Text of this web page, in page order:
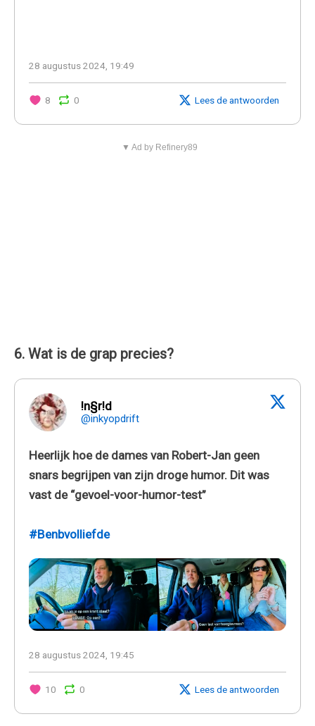
28 augustus 2024, 19:49
8 0 Lees de antwoorden
▼ Ad by Refinery89
6. Wat is de grap precies?
!n§r!d
@inkyopdrift
Heerlijk hoe de dames van Robert-Jan geen
snars begrijpen van zijn droge humor. Dit was
vast de “gevoel-voor-humor-test”
#Benbvolliefde
28 augustus 2024, 19:45
10 0 Lees de antwoorden